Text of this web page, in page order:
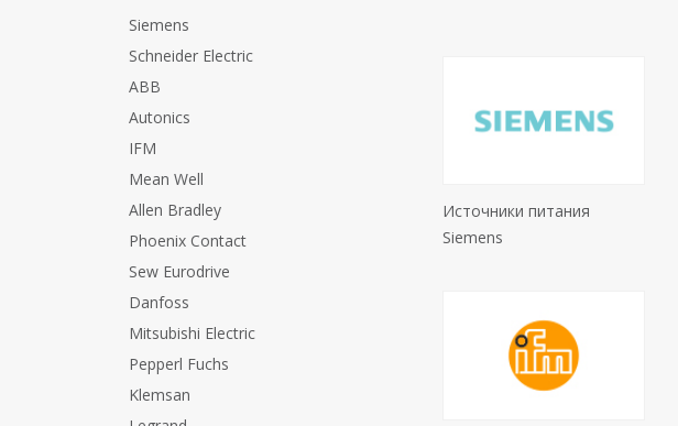
Siemens
Schneider Electric
ABB
Autonics
IFM
Mean Well
Allen Bradley
Phoenix Contact
Sew Eurodrive
Danfoss
Mitsubishi Electric
Pepperl Fuchs
Klemsan
Источники питания
Siemens